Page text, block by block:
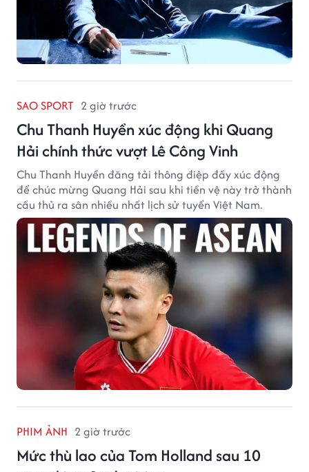
SAO SPORT 2 giờ trước
Chu Thanh Huyền xúc động khi Quang
Hải chính thức vượt Lê Công Vinh
Chu Thanh Huyền đăng tải thông điệp đầy xúc động
để chúc mừng Quang Hải sau khi tiền vệ này trở thành
cầu thủ ra sân nhiều nhất lịch sử tuyển Việt Nam.
PHIM ẢNH 2 giờ trước
Mức thù lao của Tom Holland sau 10